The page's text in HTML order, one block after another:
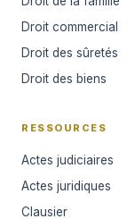
Droit commercial
Droit des sûretés
Droit des biens
RESSOURCES
Actes judiciaires
Actes juridiques
Clausier